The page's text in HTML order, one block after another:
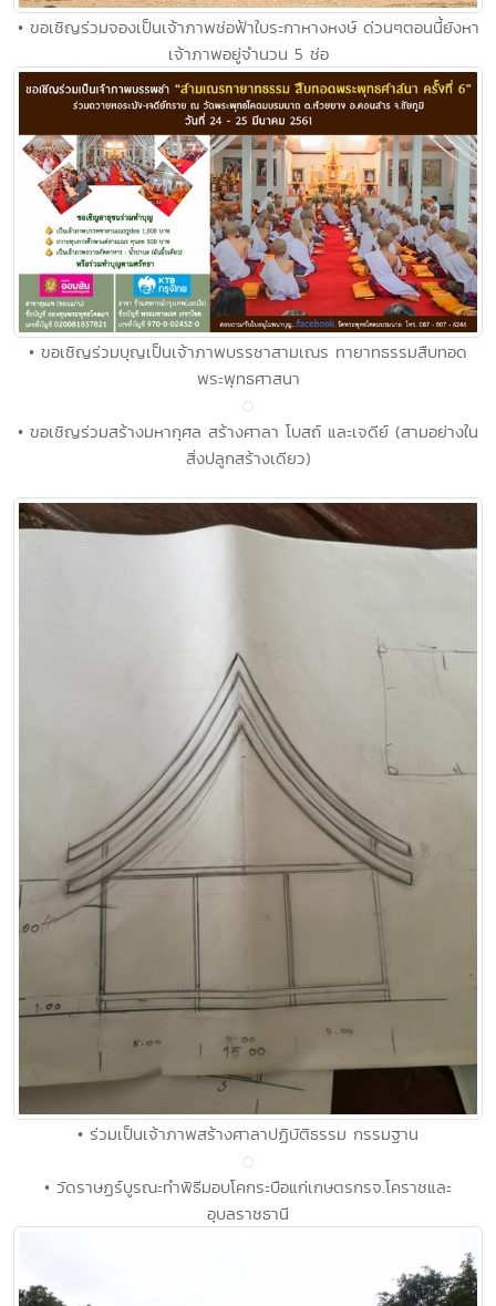
• ขอเชิญร่วมจองเป็นเจ้าภาพช่อฟ้าใบระกาหางหงษ์ ด่วนๆตอนนี้ยังหา
เจ้าภาพอยู่จำนวน 5 ช่อ
• ขอเชิญร่วมบุญเป็นเจ้าภาพบรรชาสามเณร ทายาทธรรมสืบทอด
พระพุทธศาสนา
• ขอเชิญร่วมสร้างมหากุศล สร้างศาลา โบสถ์ และเจดีย์ (สามอย่างใน
สิ่งปลูกสร้างเดียว)
• ร่วมเป็นเจ้าภาพสร้างศาลาปฏิบัติธรรม กรรมฐาน
• วัดราษฏร์บูรณะทำพิธีมอบโคกระบือแก่เกษตรกรจ.โคราชและ
อุบลราชธานี